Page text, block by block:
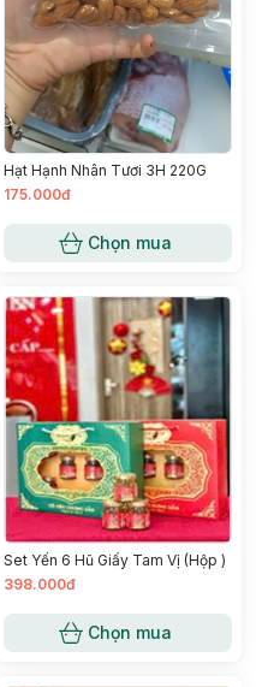
Hạt Hạnh Nhân Tươi 3H 220G
175.000đ
Chọn mua
Set Yến 6 Hũ Giấy Tam Vị (Hộp )
398.000đ
Chọn mua